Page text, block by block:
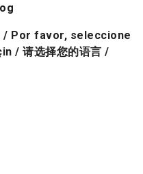
Por favor, seleccione
/ 请选择您的语言 /